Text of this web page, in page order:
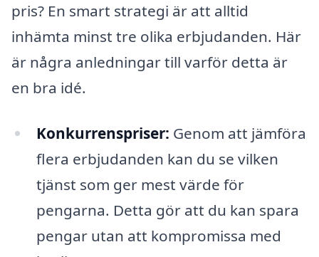
pris? En smart strategi är att alltid
inhämta minst tre olika erbjudanden. Här
är några anledningar till varför detta är
en bra idé.
Konkurrenspriser: Genom att jämföra
flera erbjudanden kan du se vilken
tjänst som ger mest värde för
pengarna. Detta gör att du kan spara
pengar utan att kompromissa med